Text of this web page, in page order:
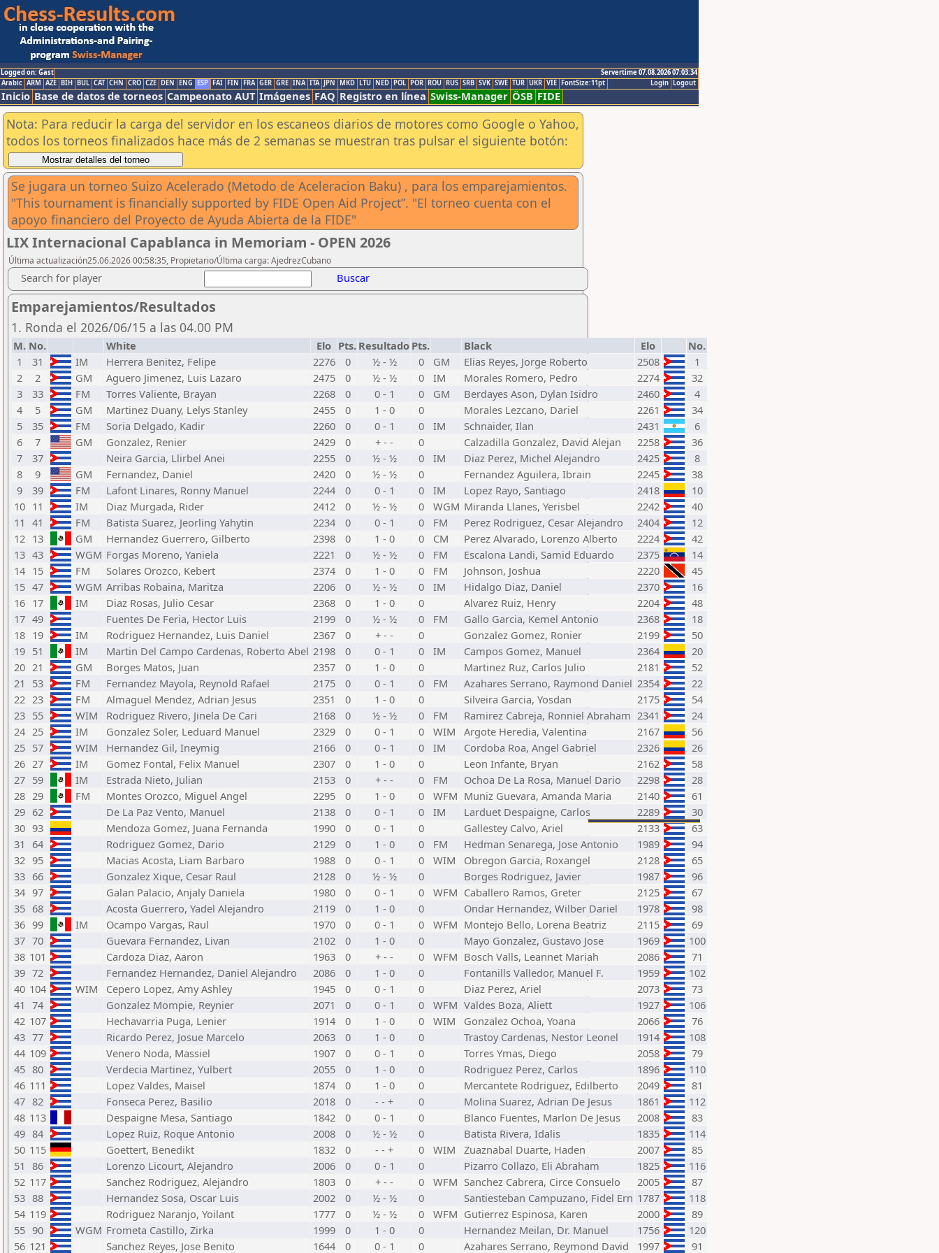
Logged on: Gast
Servertime 07.08.2026 07:03:34
Logout
Login
Arabic ARM AZE BIH BUL CAT CHN CRO CZE DEN ENG ESP FAI FIN FRA GER GRE INA ITA JPN MKD LTU NED POL POR ROU RUS SRB SVK SWE TUR UKR VIE FontSize:11pt
Inicio Base de datos de torneos Campeonato AUT Imágenes FAQ Registro en línea Swiss-Manager ÖSB FIDE
Nota: Para reducir la carga del servidor en los escaneos diarios de motores como Google o Yahoo,
todos los torneos finalizados hace más de 2 semanas se muestran tras pulsar el siguiente botón:
Se jugara un torneo Suizo Acelerado (Metodo de Aceleracion Baku) , para los emparejamientos.
"This tournament is financially supported by FIDE Open Aid Project”. "El torneo cuenta con el
apoyo financiero del Proyecto de Ayuda Abierta de la FIDE"
LIX Internacional Capablanca in Memoriam - OPEN 2026
Última actualización25.06.2026 00:58:35, Propietario/Última carga: AjedrezCubano
Search for player Buscar
Emparejamientos/Resultados
1. Ronda el 2026/06/15 a las 04.00 PM
M. No. White Elo Pts. Resultado Pts. Black Elo
No.
1
31 IM Herrera Benitez, Felipe 2276 0 ½ - ½ 0 GM Elias Reyes, Jorge Roberto 2508
1
2
2 GM Aguero Jimenez, Luis Lazaro 2475 0 ½ - ½ 0 IM Morales Romero, Pedro 2274
32
3
33 FM Torres Valiente, Brayan 2268 0 0 - 1 0 GM Berdayes Ason, Dylan Isidro 2460
4
4
5 GM Martinez Duany, Lelys Stanley 2455 0 1 - 0 0 Morales Lezcano, Dariel 2261
34
5
35 FM Soria Delgado, Kadir 2260 0 0 - 1 0 IM Schnaider, Ilan 2431
6
6
7 GM Gonzalez, Renier 2429 0 + - - 0 Calzadilla Gonzalez, David Alejan 2258
36
7
37 Neira Garcia, Llirbel Anei 2255 0 ½ - ½ 0 IM Diaz Perez, Michel Alejandro 2425
8
8
9 GM Fernandez, Daniel 2420 0 ½ - ½ 0 Fernandez Aguilera, Ibrain 2245
38
9
39 FM Lafont Linares, Ronny Manuel 2244 0 0 - 1 0 IM Lopez Rayo, Santiago 2418
10
10 11 IM Diaz Murgada, Rider 2412 0 ½ - ½ 0 WGM Miranda Llanes, Yerisbel 2242
40
11 41 FM Batista Suarez, Jeorling Yahytin 2234 0 0 - 1 0 FM Perez Rodriguez, Cesar Alejandro 2404
12
12 13 GM Hernandez Guerrero, Gilberto 2398 0 1 - 0 0 CM Perez Alvarado, Lorenzo Alberto 2224
42
13 43 WGM Forgas Moreno, Yaniela 2221 0 ½ - ½ 0 FM Escalona Landi, Samid Eduardo 2375
14
14 15 FM Solares Orozco, Kebert 2374 0 1 - 0 0 FM Johnson, Joshua 2220
45
15 47 WGM Arribas Robaina, Maritza 2206 0 ½ - ½ 0 IM Hidalgo Diaz, Daniel 2370
16
16 17 IM Diaz Rosas, Julio Cesar 2368 0 1 - 0 0 Alvarez Ruiz, Henry 2204
48
17 49 Fuentes De Feria, Hector Luis 2199 0 ½ - ½ 0 FM Gallo Garcia, Kemel Antonio 2368
18
18 19 IM Rodriguez Hernandez, Luis Daniel 2367 0 + - - 0 Gonzalez Gomez, Ronier 2199
50
19 51 IM Martin Del Campo Cardenas, Roberto Abel 2198 0 0 - 1 0 IM Campos Gomez, Manuel 2364
20
20 21 GM Borges Matos, Juan 2357 0 1 - 0 0 Martinez Ruz, Carlos Julio 2181
52
21
53 FM Fernandez Mayola, Reynold Rafael 2175 0 0 - 1 0 FM Azahares Serrano, Raymond Daniel 2354
22
22 23 FM Almaguel Mendez, Adrian Jesus 2351 0 1 - 0 0 Silveira Garcia, Yosdan 2175
54
23 55 WIM Rodriguez Rivero, Jinela De Cari 2168 0 ½ - ½ 0 FM Ramirez Cabreja, Ronniel Abraham 2341
24
24 25 IM Gonzalez Soler, Leduard Manuel 2329 0 0 - 1 0 WIM Argote Heredia, Valentina 2167
56
25 57 WIM Hernandez Gil, Ineymig 2166 0 0 - 1 0 IM Cordoba Roa, Angel Gabriel 2326
26
26 27 IM Gomez Fontal, Felix Manuel 2307 0 1 - 0 0 Leon Infante, Bryan 2162
58
27 59 IM Estrada Nieto, Julian 2153 0 + - - 0 FM Ochoa De La Rosa, Manuel Dario 2298
28
28 29 FM Montes Orozco, Miguel Angel 2295 0 1 - 0 0 WFM Muniz Guevara, Amanda Maria 2140
61
29 62 De La Paz Vento, Manuel 2138 0 0 - 1 0 IM Larduet Despaigne, Carlos 2289
30
30 93 Mendoza Gomez, Juana Fernanda 1990 0 0 - 1 0 Gallestey Calvo, Ariel 2133
63
31
64 Rodriguez Gomez, Dario 2129 0 1 - 0 0 FM Hedman Senarega, Jose Antonio 1989
94
32 95 Macias Acosta, Liam Barbaro 1988 0 0 - 1 0 WIM Obregon Garcia, Roxangel 2128
65
33 66 Gonzalez Xique, Cesar Raul 2128 0 ½ - ½ 0 Borges Rodriguez, Javier 1987
96
34 97 Galan Palacio, Anjaly Daniela 1980 0 0 - 1 0 WFM Caballero Ramos, Greter 2125
67
35 68 Acosta Guerrero, Yadel Alejandro 2119 0 1 - 0 0 Ondar Hernandez, Wilber Dariel 1978
98
36 99 IM Ocampo Vargas, Raul 1970 0 0 - 1 0 WFM Montejo Bello, Lorena Beatriz 2115
69
37 70 Guevara Fernandez, Livan 2102 0 1 - 0 0 Mayo Gonzalez, Gustavo Jose 1969
100
38 101 Cardoza Diaz, Aaron 1963 0 + - - 0 WFM Bosch Valls, Leannet Mariah 2086
71
39 72 Fernandez Hernandez, Daniel Alejandro 2086 0 1 - 0 0 Fontanills Valledor, Manuel F. 1959
102
40 104 WIM Cepero Lopez, Amy Ashley 1945 0 0 - 1 0 Diaz Perez, Ariel 2073
73
41 74 Gonzalez Mompie, Reynier 2071 0 0 - 1 0 WFM Valdes Boza, Aliett 1927
106
42 107 Hechavarria Puga, Lenier 1914 0 1 - 0 0 WIM Gonzalez Ochoa, Yoana 2066
76
43 77 Ricardo Perez, Josue Marcelo 2063 0 1 - 0 0 Trastoy Cardenas, Nestor Leonel 1914
108
44 109 Venero Noda, Massiel 1907 0 0 - 1 0 Torres Ymas, Diego 2058
79
45 80 Verdecia Martinez, Yulbert 2055 0 1 - 0 0 Rodriguez Perez, Carlos 1896
110
46 111 Lopez Valdes, Maisel 1874 0 1 - 0 0 Mercantete Rodriguez, Edilberto 2049
81
47 82 Fonseca Perez, Basilio 2018 0 - - + 0 Molina Suarez, Adrian De Jesus 1861
112
48 113 Despaigne Mesa, Santiago 1842 0 0 - 1 0 Blanco Fuentes, Marlon De Jesus 2008
83
49 84 Lopez Ruiz, Roque Antonio 2008 0 ½ - ½ 0 Batista Rivera, Idalis 1835
114
50 115 Goettert, Benedikt 1832 0 - - + 0 WIM Zuaznabal Duarte, Haden 2007
85
51 86 Lorenzo Licourt, Alejandro 2006 0 0 - 1 0 Pizarro Collazo, Eli Abraham 1825
116
52 117 Sanchez Rodriguez, Alejandro 1803 0 + - - 0 WFM Sanchez Cabrera, Circe Consuelo 2005
87
53 88 Hernandez Sosa, Oscar Luis 2002 0 ½ - ½ 0 Santiesteban Campuzano, Fidel Ern 1787
118
54 119 Rodriguez Naranjo, Yoilant 1777 0 ½ - ½ 0 WFM Gutierrez Espinosa, Karen 2000
89
55 90 WGM Frometa Castillo, Zirka 1999 0 1 - 0 0 Hernandez Meilan, Dr. Manuel 1756
120
56 121 Sanchez Reyes, Jose Benito 1644 0 0 - 1 0 Azahares Serrano, Reymond David 1997 91